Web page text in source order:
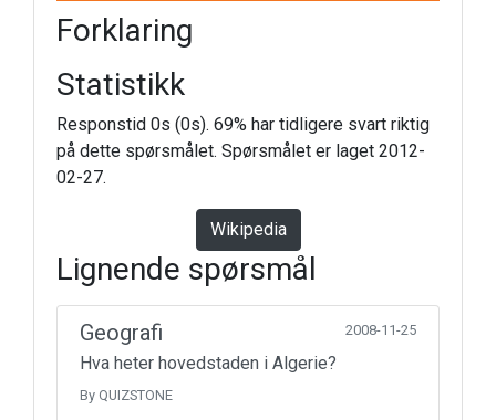
Forklaring
Statistikk
Responstid 0s (0s). 69% har tidligere svart riktig
på dette spørsmålet. Spørsmålet er laget 2012-
02-27.
Wikipedia
Lignende spørsmål
Geografi 2008-11-25
Hva heter hovedstaden i Algerie?
By QUIZSTONE